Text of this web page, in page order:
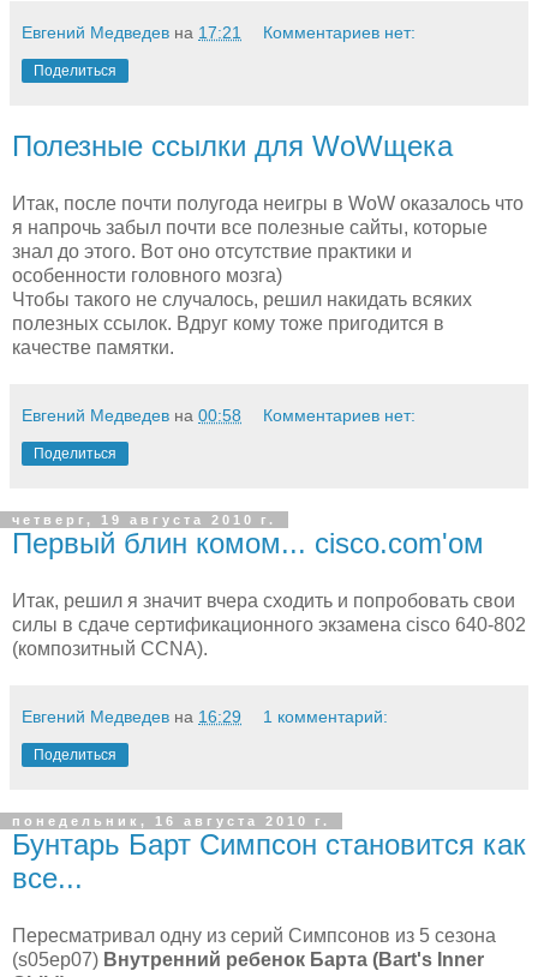
Евгений Медведев на 17:21 Комментариев нет:
Поделиться
Полезные ссылки для WoWщека
Итак, после почти полугода неигры в WoW оказалось что
я напрочь забыл почти все полезные сайты, которые
знал до этого. Вот оно отсутствие практики и
особенности головного мозга)
Чтобы такого не случалось, решил накидать всяких
полезных ссылок. Вдруг кому тоже пригодится в
качестве памятки.
Евгений Медведев на 00:58 Комментариев нет:
Поделиться
четверг, 19 августа 2010 г.
Первый блин комом... cisco.com'ом
Итак, решил я значит вчера сходить и попробовать свои
силы в сдаче сертификационного экзамена cisco 640-802
(композитный CCNA).
Евгений Медведев на 16:29 1 комментарий:
Поделиться
понедельник, 16 августа 2010 г.
Бунтарь Барт Симпсон становится как
все...
Пересматривал одну из серий Симпсонов из 5 сезона
(s05ep07) Внутренний ребенок Барта (Bart's Inner